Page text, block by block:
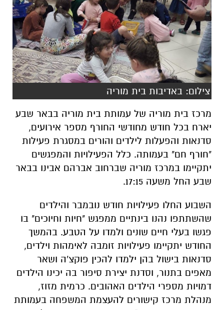
צילום: באדיבות בית מוריה
מרכז בית מוריה של עמותת בית מוריה בבאר שבע
יארח בכל חודש מחודשי החורף מספר אירועים,
סדנאות והפעלות לילדים והורים במסגרת פעילות
יתקיימו במרכז מוריה שברחוב אברהם אבינו בבאר
שבע החל משעה 17:15.
השבוע החלו פעילויות חודש נובמבר והילדים
שהשתתפו נהנו בינתיים ממפגש "חיות וחיוכים" בו
פגשו בעלי חיים שונים ולמדו על הטבע. בהמשך
סדנאות בישול בהן ילמדו להכין פוקצ'ה ושאר
מאפים בתנור, וסדנת יצירת סיפור בה יכינו הילדים
דמויות מספרי הילדים האהובים. כרמית מזוז,
מנהלת מרכז קישורים להעצמת המשפחה בעמותת
בית מוריה סיפרה: "כשקר וגשום אנו נוטים להישאר
בבית ולשים את הילדים מול מסכים. המטרה של
הפעילות במרכז מוריה היא להביא את ההורים
והילדים לפעילויות ערכיות בחודשי החורף, תקופה